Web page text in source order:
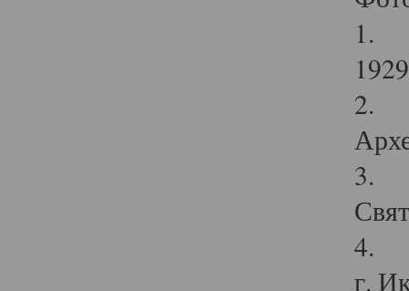
1.
2.
3.
4.
г.